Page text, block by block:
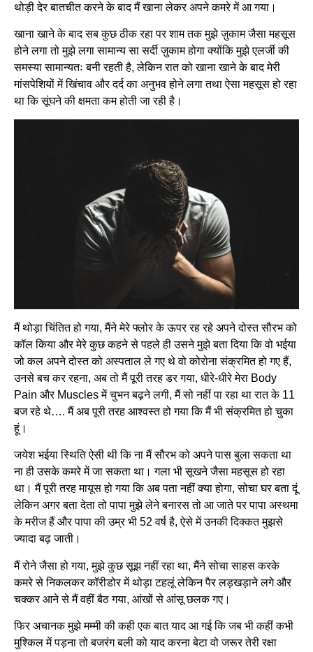
थोड़ी देर बातचीत करने के बाद मैं खाना लेकर अपने कमरे में आ गया।
खाना खाने के बाद सब कुछ ठीक रहा पर शाम तक मुझे ज़ुकाम जैसा महसूस
होने लगा तो मुझे लगा सामान्य सा सर्दी ज़ुकाम होगा क्योंकि मुझे एलर्जी की
समस्या सामान्यतः बनी रहती है, लेकिन रात को खाना खाने के बाद मेरी
मांसपेशियों में खिंचाव और दर्द का अनुभव होने लगा तथा ऐसा महसूस हो रहा
था कि सूंघने की क्षमता कम होती जा रही है।
मैं थोड़ा चिंतित हो गया, मैंने मेरे फ्लोर के ऊपर रह रहे अपने दोस्त सौरभ को
कॉल किया और मेरे कुछ कहने से पहले ही उसने मुझे बता दिया कि वो भईया
जो कल अपने दोस्त को अस्पताल ले गए थे वो कोरोना संक्रमित हो गए हैं,
उनसे बच कर रहना, अब तो मैं पूरी तरह डर गया, धीरे-धीरे मेरा Body
Pain और Muscles में चुभन बढ़ने लगी, मैं सो नहीं पा रहा था रात के 11
बज रहे थे…. मैं अब पूरी तरह आश्वस्त हो गया कि मैं भी संक्रमित हो चुका
हूं।
जयेश भईया स्थिति ऐसी थी कि ना मैं सौरभ को अपने पास बुला सकता था
ना ही उसके कमरे में जा सकता था। गला भी सूखने जैसा महसूस हो रहा
था। मैं पूरी तरह मायूस हो गया कि अब पता नहीं क्या होगा, सोचा घर बता दूं
लेकिन अगर बता देता तो पापा मुझे लेने बनारस तो आ जाते पर पापा अस्थमा
के मरीज हैं और पापा की उम्र भी 52 वर्ष है, ऐसे में उनकी दिक्कत मुझसे
ज्यादा बढ़ जाती।
मैं रोने जैसा हो गया, मुझे कुछ सूझ नहीं रहा था, मैंने सोचा साहस करके
कमरे से निकलकर कॉरीडोर में थोड़ा टहलूं लेकिन पैर लड़खड़ाने लगे और
चक्कर आने से मैं वहीं बैठ गया, आंखों से आंसू छलक गए।
फिर अचानक मुझे मम्मी की कही एक बात याद आ गई कि जब भी कहीं कभी
मुश्किल में पड़ना तो बजरंग बली को याद करना बेटा वो जरूर तेरी रक्षा